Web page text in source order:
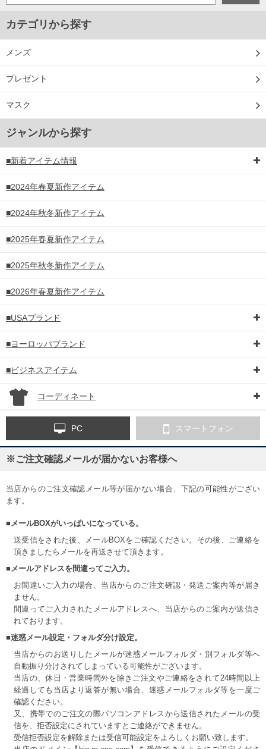
DETAIL
カテゴリから探す
メンズ
プレゼント
マスク
ジャンルから探す
■新着アイテム情報
■2024年春夏新作アイテム
■2024年秋冬新作アイテム
■2025年春夏新作アイテム
■2025年秋冬新作アイテム
■2026年春夏新作アイテム
■USAブランド
■ヨーロッパブランド
■ビジネスアイテム
コーディネート
PC スマートフォン
※ご注文確認メールが届かないお客様へ
当店からのご注文確認メール等が届かない場合、下記の可能性がござい
ます。
■メールBOXがいっぱいになっている。
送受信をされた後、メールBOXをご確認ください。その後、ご連絡を
頂きましたらメールを再送させて頂きます。
■メールアドレスを間違ってご入力。
お間違いご入力の場合、当店からのご注文確認・発送ご案内等が届き
ません。
間違ってご入力されたメールアドレスへ、当店からのご案内が送信さ
れております。
■迷惑メール設定・フォルダ分け設定。
当店からのお送りしたメールが迷惑メールフォルダ・別フォルダ等へ
自動振り分けされてしまっている可能性がございます。
当店の、休日・営業時間外を除きご注文やご連絡をされて24時間以上
経過しても当店より返答が無い場合、迷惑メールフォルダ等を一度ご
確認ください。
又、携帯でのご注文の際パソコンアドレスから送信されたメールの受
信を、拒否設定にされていますとご連絡ができません。
受信拒否設定を解除または受信可能設定をよろしくお願い致します。